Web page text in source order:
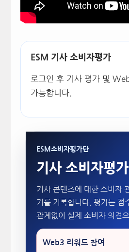
ESM 기사 소비자평가
로그인 후 기사 평가 및
가능합니다.
ESM소비자평가단
기사 소비자평가
기사 콘텐츠에 대한 소비자
기를 기록합니다. 평가는 점
관계없이 실제 소비자 의견
Web3 리워드 참여